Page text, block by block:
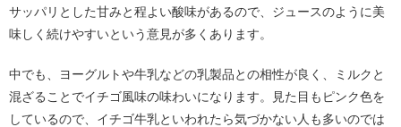
サッパリとした甘みと程よい酸味があるので、ジュースのように美
味しく続けやすいという意見が多くあります。
中でも、ヨーグルトや牛乳などの乳製品との相性が良く、ミルクと
混ざることでイチゴ風味の味わいになります。見た目もピンク色を
しているので、イチゴ牛乳といわれたら気づかない人も多いのでは